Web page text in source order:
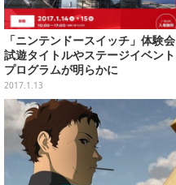
「ニンテンドースイッチ」体験会
試遊タイトルやステージイベント
プログラムが明らかに
2017.1.13